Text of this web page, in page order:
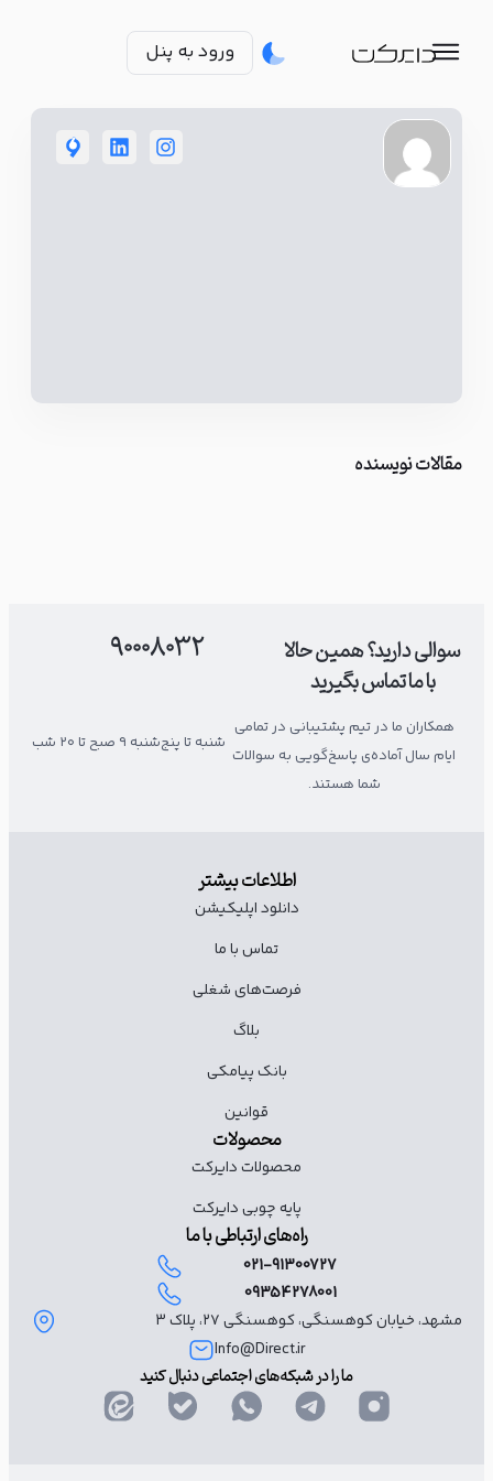
ورود به پنل
مقالات نویسنده
سوالی دارید؟ همین حالا
با ما تماس بگیرید
90008032
همکاران ما در تیم پشتیبانی در تمامی
ایام سال آماده‌ی پاسخ‌گویی به سوالات
شما هستند.
شنبه تا پنج‌شنبه ۹ صبح تا ۲۰ شب
اطلاعات بیشتر
دانلود اپلیکیشن
تماس با ما
فرصت‌های شغلی
بلاگ
بانک پیامکی
قوانین
محصولات
محصولات دایرکت
پایه چوبی دایرکت
راه‌های ارتباطی با ما
021-91300727
09354278001
مشهد، خیابان کوهسنگی، کوهسنگی ۲۷، پلاک 3
Info@Direct.ir
ما را در شبکه‌های اجتماعی دنبال کنید